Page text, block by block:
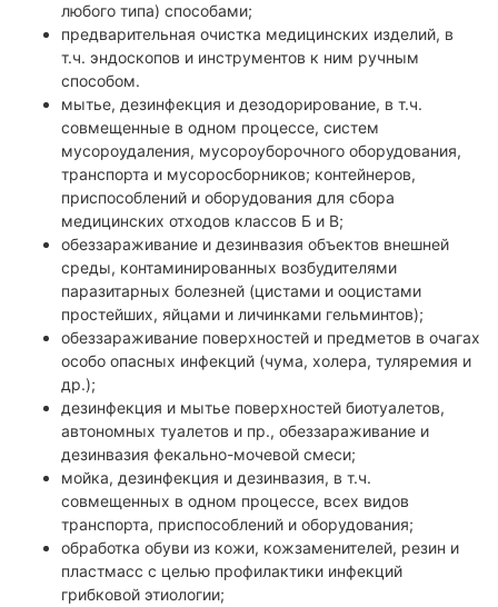
любого типа) способами;
предварительная очистка медицинских изделий, в
т.ч. эндоскопов и инструментов к ним ручным
способом.
мытье, дезинфекция и дезодорирование, в т.ч.
совмещенные в одном процессе, систем
мусороудаления, мусороуборочного оборудования,
транспорта и мусоросборников; контейнеров,
приспособлений и оборудования для сбора
медицинских отходов классов Б и В;
обеззараживание и дезинвазия объектов внешней
среды, контаминированных возбудителями
паразитарных болезней (цистами и ооцистами
простейших, яйцами и личинками гельминтов);
обеззараживание поверхностей и предметов в очагах
особо опасных инфекций (чума, холера, туляремия и
др.);
дезинфекция и мытье поверхностей биотуалетов,
автономных туалетов и пр., обеззараживание и
дезинвазия фекально-мочевой смеси;
мойка, дезинфекция и дезинвазия, в т.ч.
совмещенных в одном процессе, всех видов
транспорта, приспособлений и оборудования;
обработка обуви из кожи, кожзаменителей, резин и
пластмасс с целью профилактики инфекций
грибковой этиологии;